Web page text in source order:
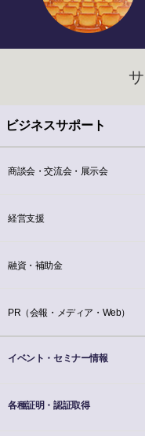
ビジネスサポート
商談会・交流会・展示会
経営支援
融資・補助金
PR（会報・メディア・Web）
イベント・セミナー情報
各種証明・認証取得